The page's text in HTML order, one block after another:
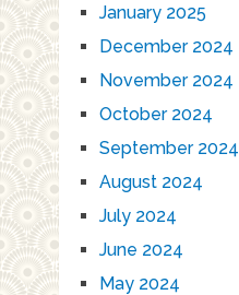
January 2025
December 2024
November 2024
October 2024
September 2024
August 2024
July 2024
June 2024
May 2024